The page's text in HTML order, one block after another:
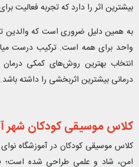
بیشترین اثر را دارد که تجربه
به همین دلیل ضروری است که والدین
واحد برای همه است. ترکیب درست
انتخاب بهترین روش‌های کمکی
درمانی بیشترین اثربخشی را داشته باشد.
کلاس موسیقی کودکان شهر
کلاس موسیقی کودکان در آموزشگاه
امن، شاد و علمی طراحی شده است؛